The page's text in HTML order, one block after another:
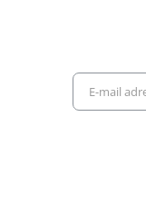
E-
mail
adresiniz...